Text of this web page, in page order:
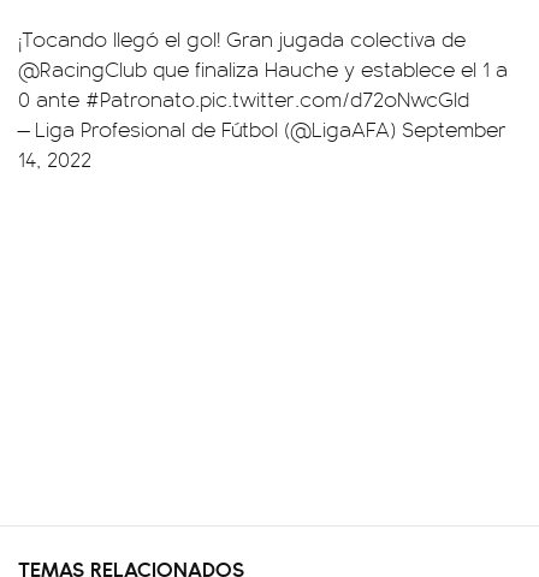
¡Tocando llegó el gol! Gran jugada colectiva de
@RacingClub que finaliza Hauche y establece el 1 a
0 ante #Patronato.pic.twitter.com/d72oNwcGld
— Liga Profesional de Fútbol (@LigaAFA) September
14, 2022
TEMAS RELACIONADOS